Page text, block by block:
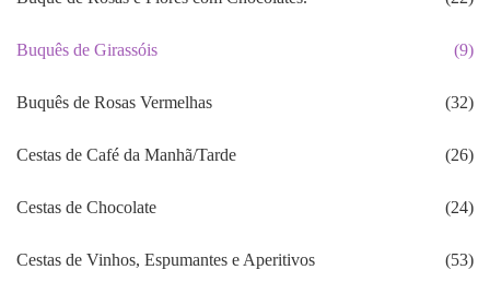
Buquês de Girassóis (9)
Buquês de Rosas Vermelhas (32)
Cestas de Café da Manhã/Tarde (26)
Cestas de Chocolate (24)
Cestas de Vinhos, Espumantes e Aperitivos (53)